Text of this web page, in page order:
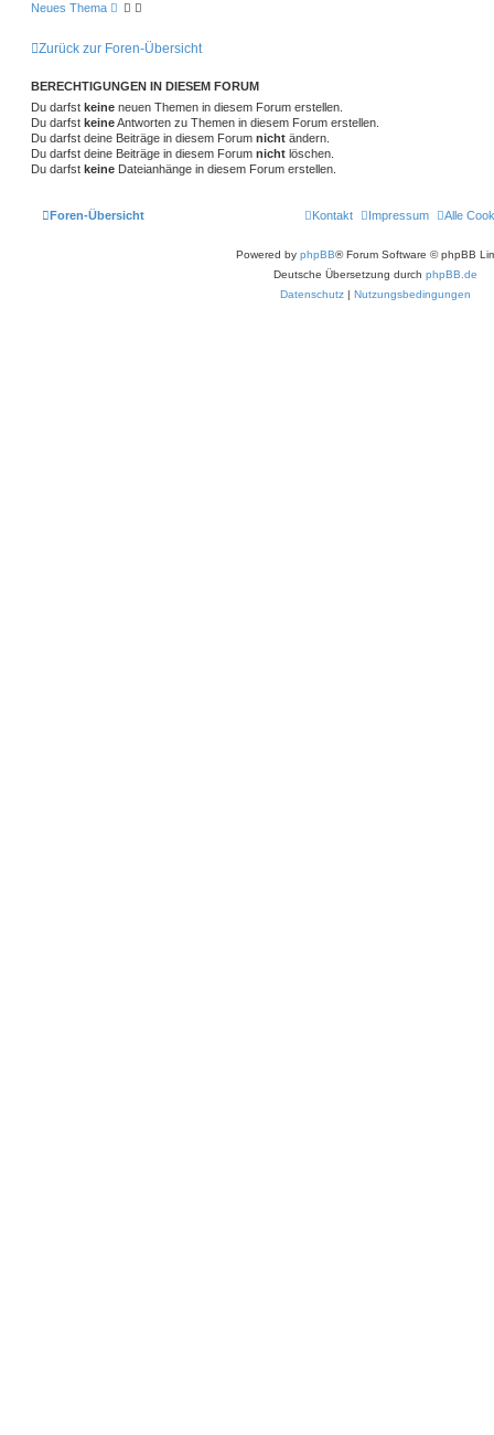
Neues Thema
Zurück zur Foren-Übersicht
BERECHTIGUNGEN IN DIESEM FORUM
Du darfst keine neuen Themen in diesem Forum erstellen.
Du darfst keineAntworten zu Themen in diesem Forum erstellen.
Du darfst deine Beiträge in diesem Forum nicht ändern.
Du darfst deine Beiträge in diesem Forum nicht löschen.
Du darfst keine Dateianhänge in diesem Forum erstellen.
Foren-Übersicht Alle
Impressum
Kontakt
Powered by phpBB® Forum Software © phpBB
Deutsche Übersetzung durch phpBB.de
Datenschutz | Nutzungsbedingungen